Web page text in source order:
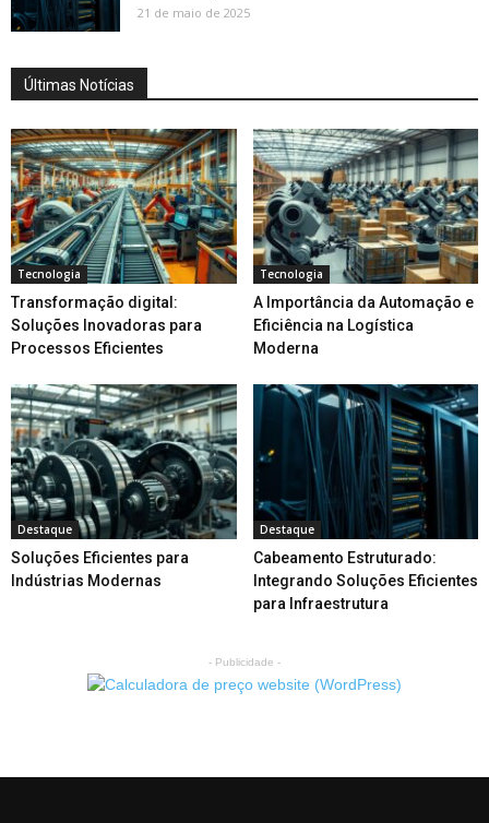
21 de maio de 2025
Últimas Notícias
Tecnologia
Transformação digital:
Soluções Inovadoras para
Processos Eficientes
Tecnologia
A Importância da Automação e
Eficiência na Logística
Moderna
Destaque
Soluções Eficientes para
Indústrias Modernas
Destaque
Cabeamento Estruturado:
Integrando Soluções Eficientes
para Infraestrutura
- Publicidade -